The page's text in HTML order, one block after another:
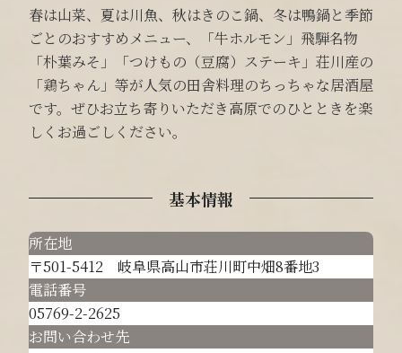
春は山菜、夏は川魚、秋はきのこ鍋、冬は鴨鍋と季節
ごとのおすすめメニュー、「牛ホルモン」飛騨名物
「朴葉みそ」「つけもの（豆腐）ステーキ」荘川産の
「鶏ちゃん」等が人気の田舎料理のちっちゃな居酒屋
です。ぜひお立ち寄りいただき高原でのひとときを楽
しくお過ごしください。
基本情報
所在地
〒501-5412 岐阜県高山市荘川町中畑8番地3
電話番号
05769-2-2625
お問い合わせ先